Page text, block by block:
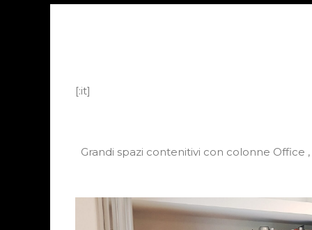
[:it]
Grandi spazi contenitivi con colonne